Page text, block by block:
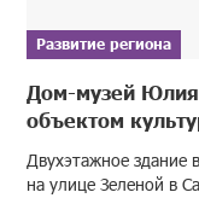
Развитие региона
Дом-музей Юлия
объектом
Двухэтажное здание
на улице Зеленой в